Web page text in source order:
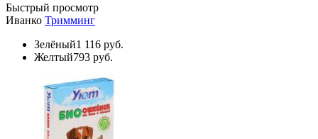
Быстрый просмотр
Иванко Тримминг
Зелёный1 116 руб.
Желтый793 руб.